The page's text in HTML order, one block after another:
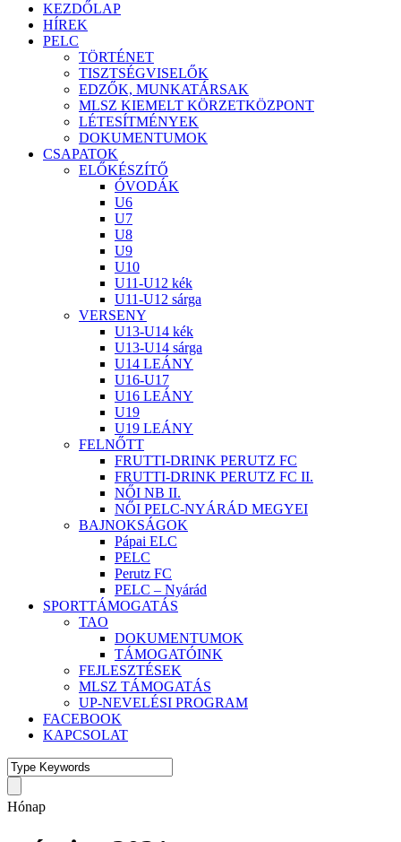
KEZDŐLAP
HÍREK
PELC
TÖRTÉNET
TISZTSÉGVISELŐK
EDZŐK, MUNKATÁRSAK
MLSZ KIEMELT KÖRZETKÖZPONT
LÉTESÍTMÉNYEK
DOKUMENTUMOK
CSAPATOK
ELŐKÉSZÍTŐ
ÓVODÁK
U6
U7
U8
U9
U10
U11-U12 kék
U11-U12 sárga
VERSENY
U13-U14 kék
U13-U14 sárga
U14 LEÁNY
U16-U17
U16 LEÁNY
U19
U19 LEÁNY
FELNŐTT
FRUTTI-DRINK PERUTZ FC
FRUTTI-DRINK PERUTZ FC II.
NŐI NB II.
NŐI PELC-NYÁRÁD MEGYEI
BAJNOKSÁGOK
Pápai ELC
PELC
Perutz FC
PELC – Nyárád
SPORTTÁMOGATÁS
TAO
DOKUMENTUMOK
TÁMOGATÓINK
FEJLESZTÉSEK
MLSZ TÁMOGATÁS
UP-NEVELÉSI PROGRAM
FACEBOOK
KAPCSOLAT
Hónap